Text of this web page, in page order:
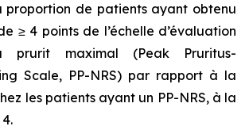
proportion de patients ayant obtenu
≥ 4 points de l’échelle d’évaluation
prurit maximal (Peak Pruritus-
Scale, PP-NRS) par rapport à la
les patients ayant un PP-NRS, à la